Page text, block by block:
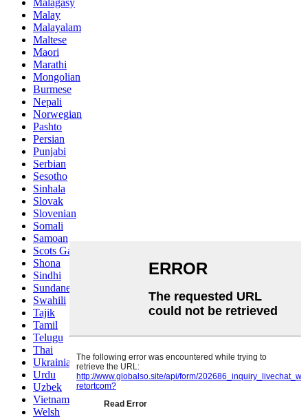
Malay
Malayalam
Maltese
Maori
Marathi
Mongolian
Burmese
Nepali
Norwegian
Pashto
Persian
Punjabi
Serbian
Sesotho
Sinhala
Slovak
Slovenian
Somali
Samoan
Scots Gaelic
Shona
Sindhi
Sundanese
Swahili
Tajik
Tamil
Telugu
Thai
Ukrainian
Urdu
Uzbek
Vietnamese
Welsh